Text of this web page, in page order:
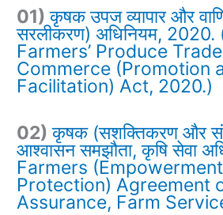
01) कृषक उपज व्यापार और
सरलीकरण) अधिनियम, 2020.
Farmers’ Produce
Commerce (Promotion
Facilitation) Act, 2020.)
02) कृषक (सशक्तिकरण और
आश्वासन समझौता, कृषि सेवा
Farmers
Protection) Agreement
Assurance, Farm